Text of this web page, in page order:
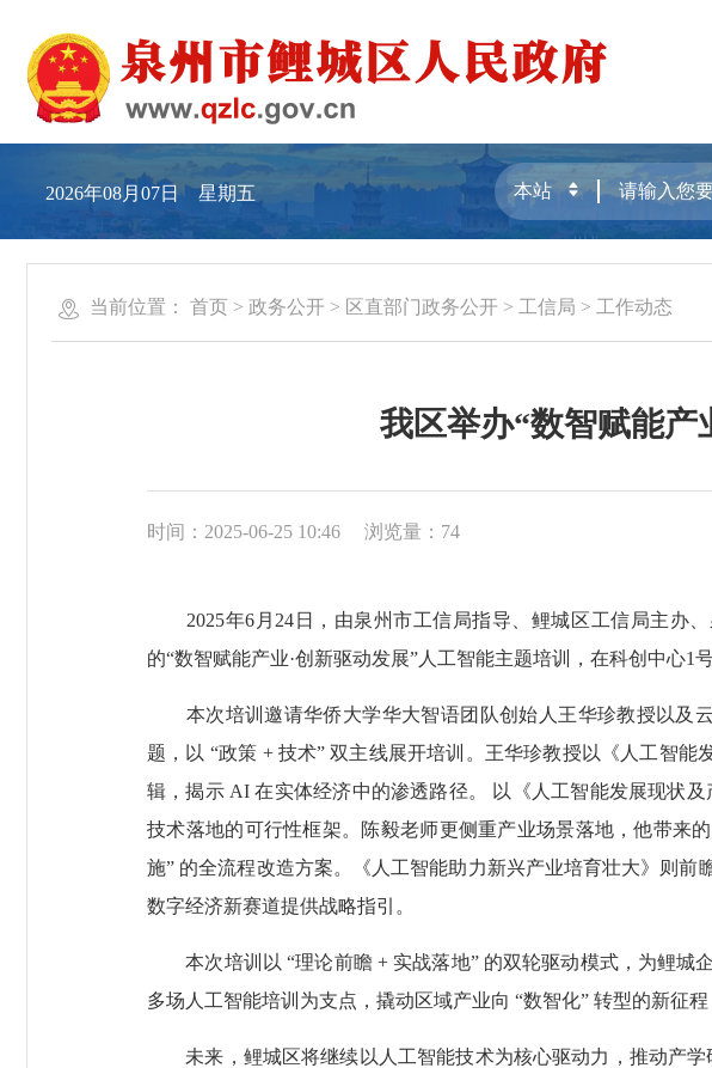
2026年08月07日 星期五
当前位置： 首页 > 政务公开 > 区直部门政务公开 > 工信局 > 工作动态
我区举办“数智赋能产
时间：2025-06-25 10:46 浏览量： 74
2025年6月24日，由泉州市工信局指导、鲤城区工信局主办
的“数智赋能产业·创新驱动发展”人工智能主题培训，在科创中心1
本次培训邀请华侨大学华大智语团队创始人王华珍教授以及云
题，以 “政策 + 技术” 双主线展开培训。王华珍教授以《人工智
辑，揭示 AI 在实体经济中的渗透路径。 以《人工智能发展现状
技术落地的可行性框架。陈毅老师更侧重产业场景落地，他带来
施” 的全流程改造方案。《人工智能助力新兴产业培育壮大》则
数字经济新赛道提供战略指引。
本次培训以 “理论前瞻 + 实战落地” 的双轮驱动模式，为鲤城
多场人工智能培训为支点，撬动区域产业向 “数智化” 转型的新征
未来，鲤城区将继续以人工智能技术为核心驱动力，推动产学